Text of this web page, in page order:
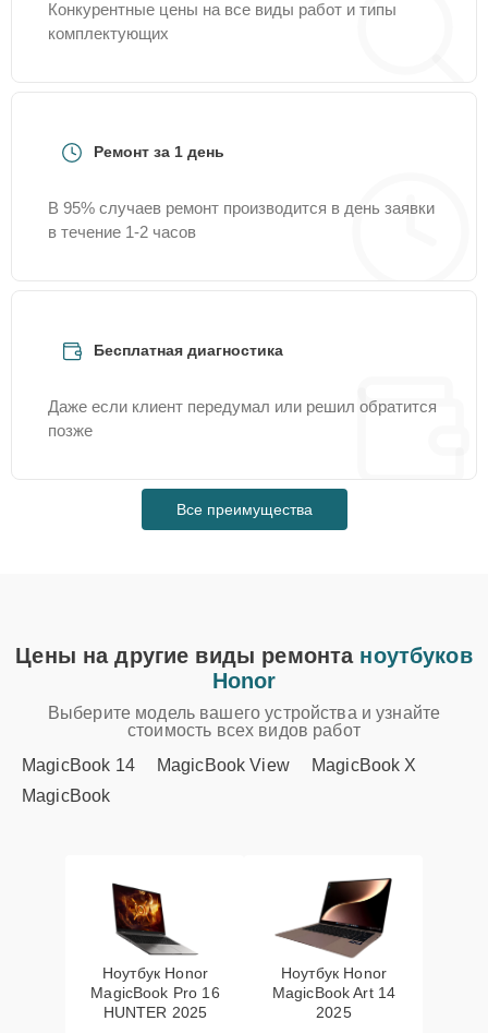
Конкурентные цены на все виды работ и типы
комплектующих
Ремонт за 1 день
В 95% случаев ремонт производится в день заявки
в течение 1-2 часов
Бесплатная диагностика
Даже если клиент передумал или решил обратится
позже
Все преимущества
Цены на другие виды ремонта ноутбуков
Honor
Выберите модель вашего устройства и узнайте
стоимость всех видов работ
MagicBook 14
MagicBook View
MagicBook X
MagicBook
Ноутбук Honor
MagicBook Pro 16
HUNTER 2025
Ноутбук Honor
MagicBook Art 14
2025